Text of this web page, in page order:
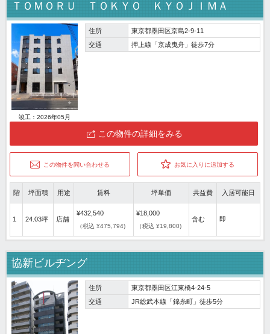
ＴＯＭＯＲＵ ＴＯＫＹＯ ＫＹＯＪＩＭＡ
竣工：2026年05月
住所
東京都墨田区京島2-9-11
交通
押上線「京成曳舟」徒歩7分
この物件の詳細をみる
この物件を問い合わせる お気に入りに追加する
階 坪面積 用途 賃料 坪単価 共益費 入居可能日
1 24.03坪 店舗
¥432,540
（税込 ¥475,794)
¥18,000
（税込 ¥19,800)
含む 即
協新ビルヂング
住所
東京都墨田区江東橋4-24-5
交通
JR総武本線「錦糸町」徒歩5分